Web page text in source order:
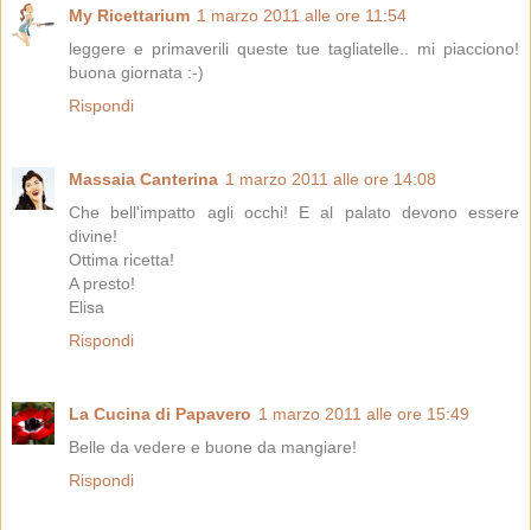
My Ricettarium 1 marzo 2011 alle ore 11:54
leggere e primaverili queste tue tagliatelle.. mi piacciono!
buona giornata :-)
Rispondi
Massaia Canterina 1 marzo 2011 alle ore 14:08
Che bell'impatto agli occhi! E al palato devono essere
divine!
Ottima ricetta!
A presto!
Elisa
Rispondi
La Cucina di Papavero 1 marzo 2011 alle ore 15:49
Belle da vedere e buone da mangiare!
Rispondi